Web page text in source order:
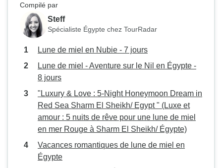
Compilé par
Steff
Spécialiste Égypte chez TourRadar
Lune de miel en Nubie - 7 jours
Lune de miel - Aventure sur le Nil en Égypte -
8 jours
"Luxury & Love : 5-Night Honeymoon Dream in
Red Sea Sharm El Sheikh/ Egypt " (Luxe et
amour : 5 nuits de rêve pour une lune de miel
en mer Rouge à Sharm El Sheikh/ Égypte)
Vacances romantiques de lune de miel en
Égypte